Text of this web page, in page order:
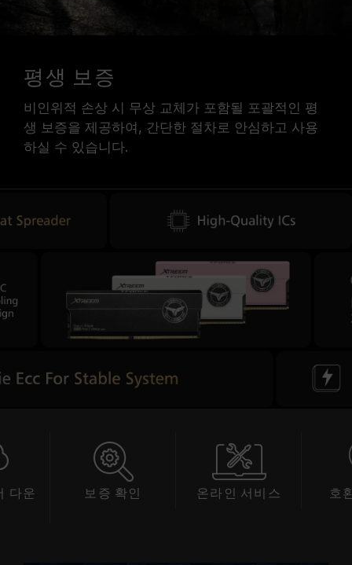
평생 보증
비인위적 손상 시 무상 교체가 포함될 포괄적인 평
생 보증을 제공하여, 간단한 절차로 안심하고 사용
하실 수 있습니다.
다운
보증 확인 온라인 서비스 호